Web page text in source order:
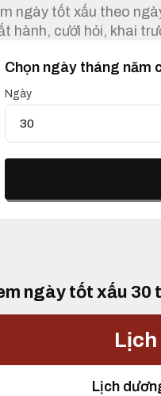
ngày tốt xấu theo
hành, cưới hỏi, khai
Chọn ngày tháng năm
Ngày
ngày tốt xấu 30
Lịch
Lịch